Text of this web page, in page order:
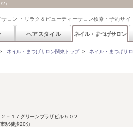
2)
サロン ・リラク＆ビューティーサロン検索・予約サイ
ヘアスタイル ネイル・まつげサロン
ネイル・まつげサロン関東トップ> ネイル・まつげサ
－１７グリーンプラザビル５０２
駅徒歩20分